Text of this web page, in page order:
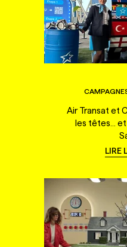
Air Transat et
les têtes...
LIRE